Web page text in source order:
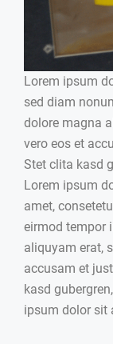
Lorem ipsum
sed diam
dolore magna
vero eos et
Stet clita kasd
Lorem ipsum
amet,
eirmod tempor
aliquyam erat,
accusam et
kasd
ipsum dolor sit